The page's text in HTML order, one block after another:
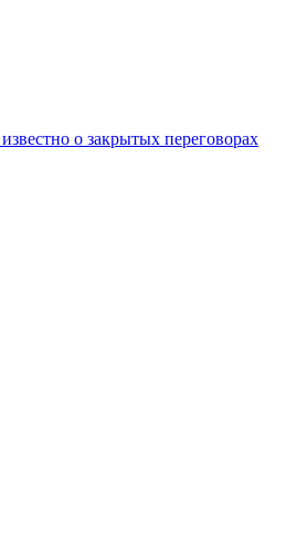
о закрытых переговорах